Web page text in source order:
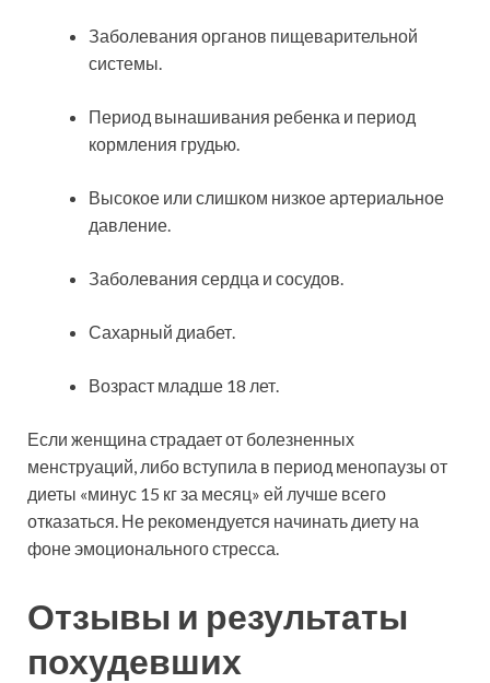
Заболевания органов пищеварительной
системы.
Период вынашивания ребенка и период
кормления грудью.
Высокое или слишком низкое артериальное
давление.
Заболевания сердца и сосудов.
Сахарный диабет.
Возраст младше 18 лет.
Если женщина страдает от болезненных
менструаций, либо вступила в период менопаузы от
диеты «минус 15 кг за месяц» ей лучше всего
отказаться. Не рекомендуется начинать диету на
фоне эмоционального стресса.
Отзывы и результаты
похудевших